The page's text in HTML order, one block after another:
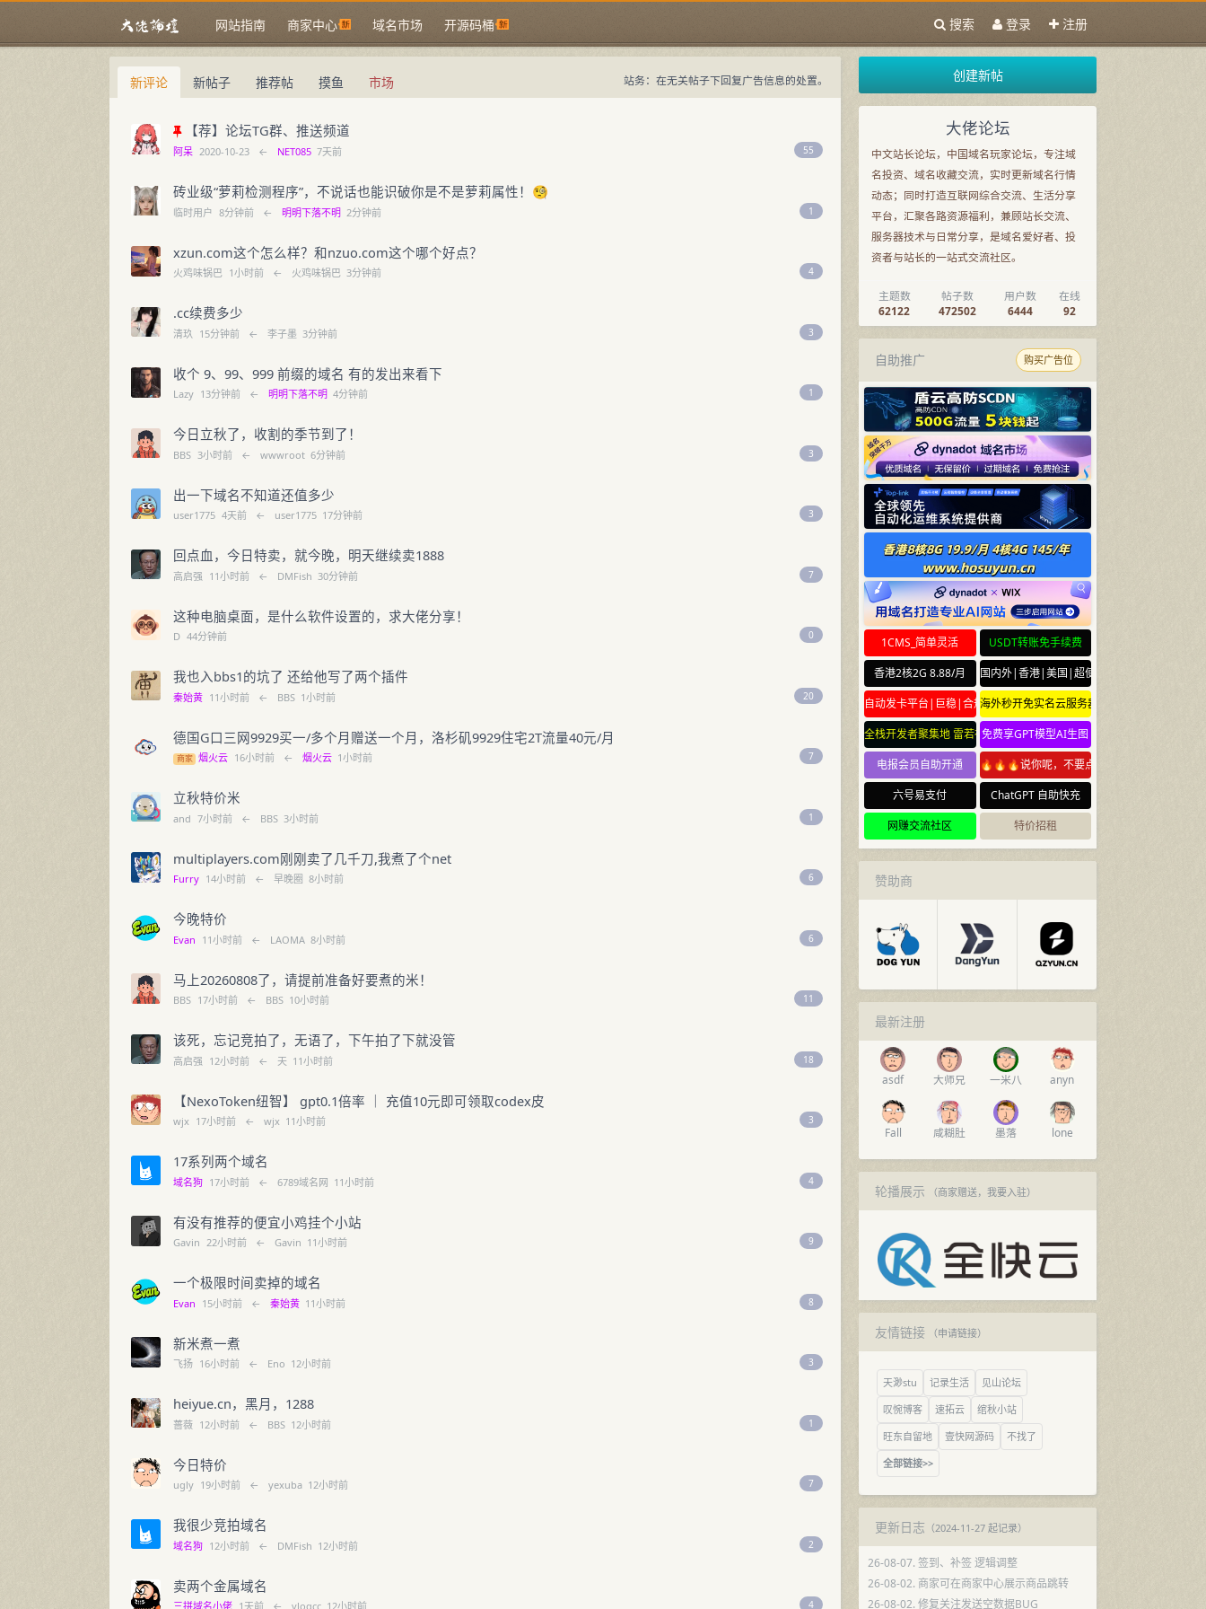
网站指南 商家中心 域名市场 开源码桶 搜索 登录 注册
新评论 新帖子 推荐帖 摸鱼 市场 站务：在无关帖子下回复广告信息的处置。
大佬论坛专注域名交易、域名投资、域名出售求购、国别域名与顶级域名交流，也覆盖主机、服务器和站长资源讨论。
【荐】论坛TG群、推送频道
阿呆 2020-10-23 ← NET085 7天前 55
砖业级“萝莉检测程序”，不说话也能识破你是不是萝莉属性！🧐
临时用户 8分钟前 ← 明明下落不明 2分钟前 1
xzun.com这个怎么样？和nzuo.com这个哪个好点？
火鸡味锅巴 1小时前 ← 火鸡味锅巴 3分钟前 4
.cc续费多少
清玖 15分钟前 ← 李子墨 3分钟前 3
收个 9、99、999 前缀的域名 有的发出来看下
Lazy 13分钟前 ← 明明下落不明 4分钟前 1
今日立秋了，收割的季节到了！
BBS 3小时前 ← wwwroot 6分钟前 3
出一下域名不知道还值多少
user1775 4天前 ← user1775 17分钟前 3
回点血，今日特卖，就今晚，明天继续卖1888
高启强 11小时前 ← DMFish 30分钟前 7
这种电脑桌面，是什么软件设置的，求大佬分享！
D 44分钟前 0
我也入bbs1的坑了 还给他写了两个插件
秦始黄 11小时前 ← BBS 1小时前 20
德国G口三网9929买一/多个月赠送一个月，洛杉矶9929住宅2T流量40元/月
商家 烟火云 16小时前 ← 烟火云 1小时前 7
立秋特价米
and 7小时前 ← BBS 3小时前 1
multiplayers.com刚刚卖了几千刀,我煮了个net
Furry 14小时前 ← 早晚圈 8小时前 6
今晚特价
Evan 11小时前 ← LAOMA 8小时前 6
马上20260808了，请提前准备好要煮的米！
BBS 17小时前 ← BBS 10小时前 11
该死，忘记竞拍了，无语了，下午拍了下就没管
高启强 12小时前 ← 天 11小时前 18
【NexoToken纽智】 gpt0.1倍率 ｜ 充值10元即可领取codex皮
wjx 17小时前 ← wjx 11小时前 3
17系列两个域名
域名狗 17小时前 ← 6789域名网 11小时前 4
有没有推荐的便宜小鸡挂个小站
Gavin 22小时前 ← Gavin 11小时前 9
一个极限时间卖掉的域名
Evan 15小时前 ← 秦始黄 11小时前 8
新米煮一煮
飞扬 16小时前 ← Eno 12小时前 3
heiyue.cn，黑月，1288
蔷薇 12小时前 ← BBS 12小时前 1
今日特价
ugly 19小时前 ← yexuba 12小时前 7
我很少竞拍域名
域名狗 12小时前 ← DMFish 12小时前 2
卖两个金属域名
三拼域名小佬 1天前 ← vlogcc 12小时前 4
创建新帖
大佬论坛
中文站长论坛，中国域名玩家论坛，专注域
名投资、域名收藏交流，实时更新域名行情
动态；同时打造互联网综合交流、生活分享
平台，汇聚各路资源福利，兼顾站长交流、
服务器技术与日常分享，是域名爱好者、投
资者与站长的一站式交流社区。
主题数
62122
帖子数
472502
用户数
6444
在线
92
自助推广 购买广告位
1CMS_简单灵活
USDT转账免手续费
香港2核2G 8.88/月
国内外|香港|美国|超便宜云服务器
自动发卡平台|巨稳|合规海外秒开免实名云服务器
全栈开发者聚集地 雷若社区 leiruo.com
免费享GPT模型AI生图
电报会员自助开通
🔥🔥🔥说你呢，不要点🔥🔥🔥
六号易支付
ChatGPT 自助快充
网赚交流社区
特价招租
赞助商
最新注册
asdf 大师兄 一米八 anyn
Fall 咸糊肚 墨落 lone
轮播展示 （商家赠送， 我要入驻）
友情链接（申请链接）
天渺stu 记录生活
见山论坛
叹惋博客
速拓云
绾秋小站
旺东自留地
壹快网源码
不找了
全部链接>>
更新日志 （2024-11-27 起记录）
26-08-07. 签到、补签 逻辑调整
26-08-02. 商家可在商家中心展示商品跳转
26-08-02. 修复关注发送空数据BUG